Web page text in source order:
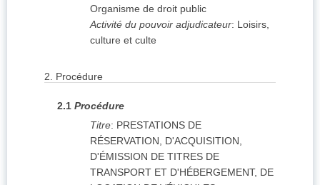
Organisme de droit public
Activité du pouvoir adjudicateur: Loisirs,
culture et culte
2. Procédure
2.1 Procédure
Titre: PRESTATIONS DE
RÉSERVATION, D'ACQUISITION,
D'ÉMISSION DE TITRES DE
TRANSPORT ET D'HÉBERGEMENT, DE